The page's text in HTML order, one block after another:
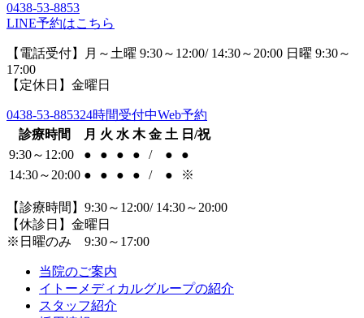
0438-53-8853
LINE予約はこちら
【電話受付】月～土曜 9:30～12:00/ 14:30～20:00 日曜 9:30～
17:00
【定休日】金曜日
0438-53-885324時間受付中Web予約
診療時間
月 火 水 木 金 土 日/祝
9:30～12:00
● ● ● ● / ●
●
14:30～20:00 ● ● ● ● / ● ※
【診療時間】9:30～12:00/ 14:30～20:00
【休診日】金曜日
※日曜のみ 9:30～17:00
当院のご案内
イトーメディカルグループの紹介
スタッフ紹介